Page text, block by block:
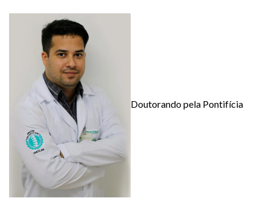
Doutorando pela Pontifícia